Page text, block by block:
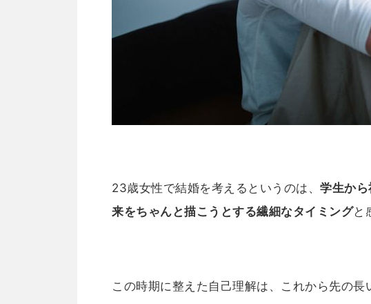
23歳女性で結婚を考えるというのは、学生か
来をちゃんと描こうとする繊細なタイミングと
この時期に整えた自己理解は、これから先の長